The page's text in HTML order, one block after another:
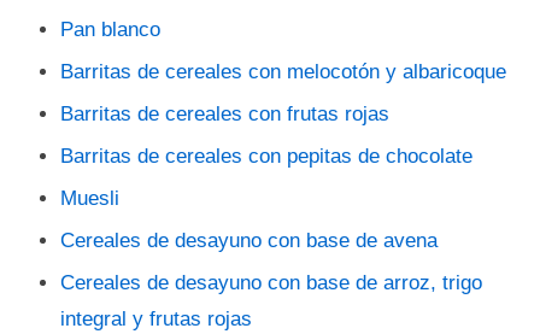
Pan blanco
Barritas de cereales con melocotón y albaricoque
Barritas de cereales con frutas rojas
Barritas de cereales con pepitas de chocolate
Muesli
Cereales de desayuno con base de avena
Cereales de desayuno con base de arroz, trigo
integral y frutas rojas